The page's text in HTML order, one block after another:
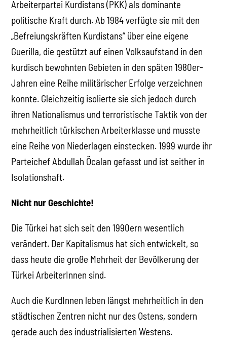
Arbeiterpartei Kurdistans (PKK) als dominante
politische Kraft durch. Ab 1984 verfügte sie mit den
„Befreiungskräften Kurdistans“ über eine eigene
Guerilla, die gestützt auf einen Volksaufstand in den
kurdisch bewohnten Gebieten in den späten 1980er-
Jahren eine Reihe militärischer Erfolge verzeichnen
konnte. Gleichzeitig isolierte sie sich jedoch durch
ihren Nationalismus und terroristische Taktik von der
mehrheitlich türkischen Arbeiterklasse und musste
eine Reihe von Niederlagen einstecken. 1999 wurde ihr
Parteichef Abdullah Öcalan gefasst und ist seither in
Isolationshaft.
Nicht nur Geschichte!
Die Türkei hat sich seit den 1990ern wesentlich
verändert. Der Kapitalismus hat sich entwickelt, so
dass heute die große Mehrheit der Bevölkerung der
Türkei ArbeiterInnen sind.
Auch die KurdInnen leben längst mehrheitlich in den
städtischen Zentren nicht nur des Ostens, sondern
gerade auch des industrialisierten Westens.